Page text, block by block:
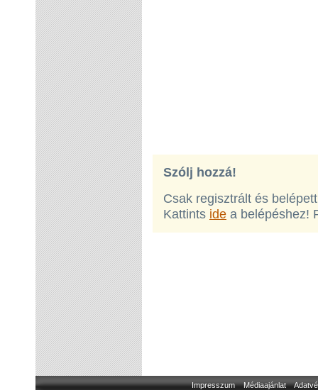
Szólj hozzá!
Csak regisztrált és
Kattints ide a belépéshez!
Impresszum Médiaajánlat